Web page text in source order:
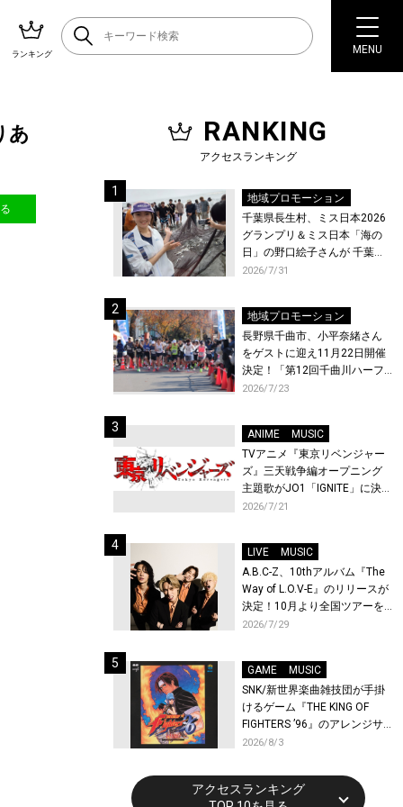
ランキング MENU
あ RANKING
アクセスランキング
地域プロモーション
千葉県長生村、ミス日本2026
グランプリ＆ミス日本「海の
日」の野口絵子さんが 千葉県
唯一の村・長生村で地引網を
2026/7/31
地域プロモーション
長野県千曲市、小平奈緒さん
をゲストに迎え11月22日開催
決定！「第12回千曲川ハーフ
マラソン」エントリー受付開
2026/7/23
ANIME
MUSIC
TVアニメ『東京リベンジャー
ズ』三天戦争編オープニング
主題歌がJO1「IGNITE」に決
定！メンバー全員から喜びと
先行上映会を開催！
2026/7/21
LIVE
MUSIC
A.B.C-Z、10thアルバム『The
Way of L.O.V-E』のリリースが
決定！10月より全国ツアーを
開催！
2026/7/29
GAME
MUSIC
SNK/新世界楽曲雑技団が手掛
けるゲーム『THE KING OF
FIGHTERS ’96』のアレンジサ
ウンドトラックが配信開始！
2026/8/3
アクセスランキング